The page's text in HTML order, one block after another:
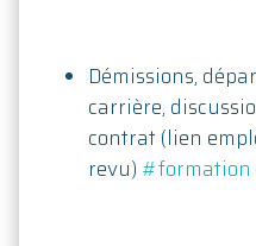
Démissions,
carrière,
contrat (lien
revu) #formation